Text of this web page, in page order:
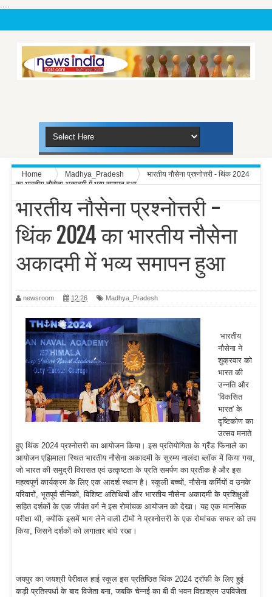
....
Home Madhya_Pradesh
भारतीय नौसेना प्रश्नोत्तरी - थिंक 2024
का भारतीय नौसेना अकादमी में भव्य समापन हुआ
भारतीय नौसेना प्रश्नोत्तरी -
थिंक 2024 का भारतीय नौसेना
अकादमी में भव्य समापन हुआ
newsroom 12:26 Madhya_Pradesh
भारतीय
नौसेना ने
शुक्रवार को
भारत की
उन्नति और
'विकसित
भारत' के
दृष्टिकोण का
उत्सव मनाते
हुए थिंक 2024 प्रश्नोत्तरी का आयोजन किया। इस प्रतियोगिता के ग्रैंड फिनाले का
आयोजन एझिमाला स्थित भारतीय नौसेना अकादमी के सुरम्य नालंदा ब्लॉक में किया गया,
जो भारत की समुद्री विरासत एवं उत्कृष्टता के प्रति समर्पण का प्रतीक है और इस
महत्वपूर्ण कार्यक्रम के लिए एक आदर्श स्थान है। स्कूली बच्चों, नौसेना कर्मियों व उनके
परिवारों, भूतपूर्व सैनिकों, विशिष्ट अतिथियों और भारतीय नौसेना अकादमी के प्रशिक्षुओं
सहित दर्शकों के एक जीवंत वर्ग ने इस रोमांचक आयोजन को देखा। यह एक मानसिक
परीक्षा थी, क्योंकि इसमें भाग लेने वाली टीमों ने प्रश्नोत्तरी के एक रोमांचक सफर को तय
किया, जिसने दर्शकों को लगातार बांधे रखा।
जयपुर का जयश्री पेरीवाल हाई स्कूल इस प्रतिष्ठित थिंक 2024 ट्रॉफी के लिए हुई
कड़ी प्रतिस्पर्धा के बाद विजेता बना, जबकि चेन्नई का बी वी भवन विद्याश्रम उपविजेता